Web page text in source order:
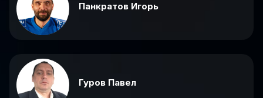
Панкратов Игорь
Гуров Павел